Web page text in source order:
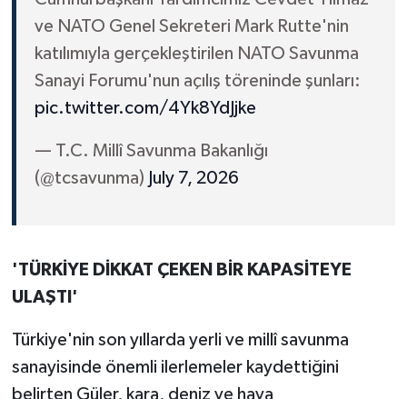
ve NATO Genel Sekreteri Mark Rutte'nin
katılımıyla gerçekleştirilen NATO Savunma
Sanayi Forumu'nun açılış töreninde şunları:
pic.twitter.com/4Yk8YdJjke
— T.C. Millî Savunma Bakanlığı
(@tcsavunma) July 7, 2026
'TÜRKİYE DİKKAT ÇEKEN BİR KAPASİTEYE
ULAŞTI'
Türkiye'nin son yıllarda yerli ve millî savunma
sanayisinde önemli ilerlemeler kaydettiğini
belirten Güler, kara, deniz ve hava